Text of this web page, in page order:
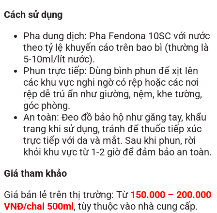
Cách sử dụng
Pha dung dịch: Pha Fendona 10SC với nước
theo tỷ lệ khuyến cáo trên bao bì (thường là
5-10ml/lít nước).
Phun trực tiếp: Dùng bình phun để xịt lên
các khu vực nghi ngờ có rệp hoặc các nơi
rệp dễ trú ẩn như giường, nệm, khe tường,
góc phòng.
An toàn: Đeo đồ bảo hộ như găng tay, khẩu
trang khi sử dụng, tránh để thuốc tiếp xúc
trực tiếp với da và mắt. Sau khi phun, rời
khỏi khu vực từ 1-2 giờ để đảm bảo an toàn.
Giá tham khảo
Giá bán lẻ trên thị trường: Từ 150.000 – 200.000
VNĐ/chai 500ml, tùy thuộc vào nhà cung cấp.